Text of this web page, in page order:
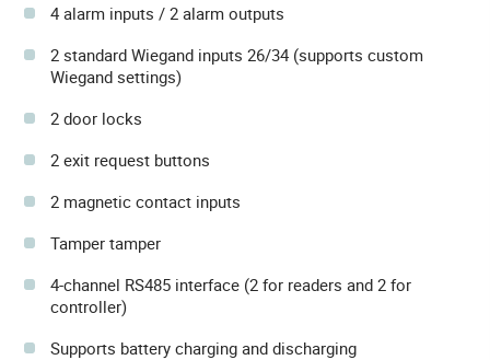
4 alarm inputs / 2 alarm outputs
2 standard Wiegand inputs 26/34 (supports custom
Wiegand settings)
2 door locks
2 exit request buttons
2 magnetic contact inputs
Tamper tamper
4-channel RS485 interface (2 for readers and 2 for
controller)
Supports battery charging and discharging